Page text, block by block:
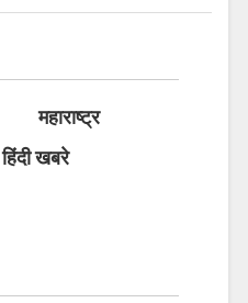
महाराष्ट्र
हिंदी खबरे